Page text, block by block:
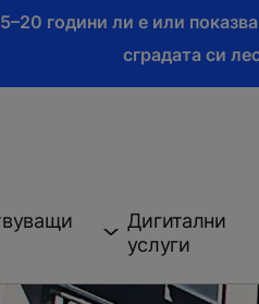
години ли е или
сградата си
Дигитални
услуги